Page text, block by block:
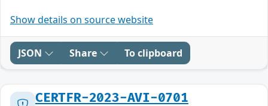
Show details on source website
JSON Share To clipboard
CERTFR-2023-AVI-0701